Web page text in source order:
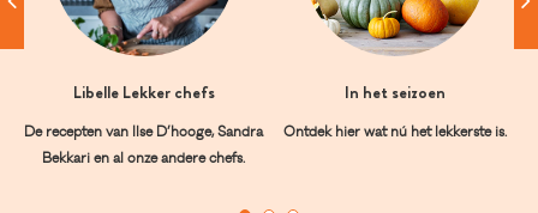
Libelle Lekker chefs
De recepten van Ilse D’hooge, Sandra
Bekkari en al onze andere chefs.
In het seizoen
Ontdek hier wat nú het lekkerste is.